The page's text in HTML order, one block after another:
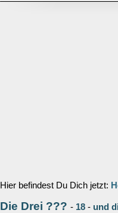
Hier befindest Du Dich jetzt:
Die Drei ??? - 18 - und